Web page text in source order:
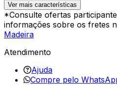
Ver mais características
*Consulte ofertas
informações sobre os fretes
Madeira
Atendimento
Ajuda
Compre pelo